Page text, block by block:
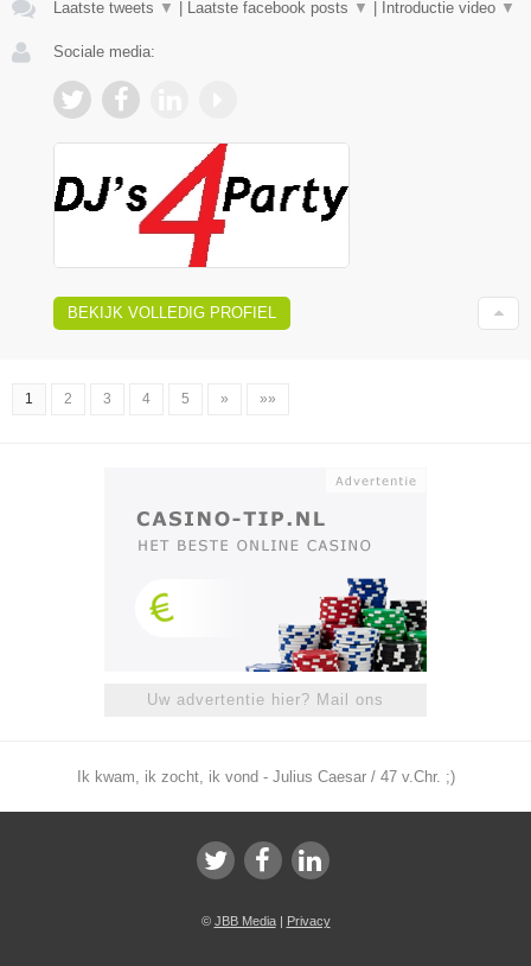
Laatste tweets ▼ Laatste facebook posts ▼ Introductie video ▼
Sociale media:
BEKIJK VOLLEDIG PROFIEL
1 2 3 4 5 » »»
Uw advertentie hier? Mail ons
Ik kwam, ik zocht, ik vond - Julius Caesar / 47 v.Chr. ;)
© JBB Media| Privacy